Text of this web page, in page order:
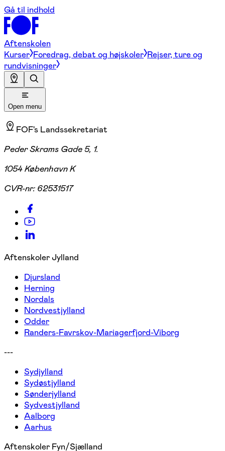
Gå til indhold
Aftenskolen
Kurser Foredrag, debat og højskoler Rejser, ture og
rundvisninger
Open menu
FOF's Landssekretariat
Peder Skrams Gade 5, 1.
1054 København K
CVR-nr: 62531517
Aftenskoler Jylland
Djursland
Herning
Nordals
Nordvestjylland
Odder
Randers-Favrskov-Mariagerfjord-Viborg
---
Sydjylland
Sydøstjylland
Sønderjylland
Sydvestjylland
Aalborg
Aarhus
Aftenskoler Fyn/Sjælland